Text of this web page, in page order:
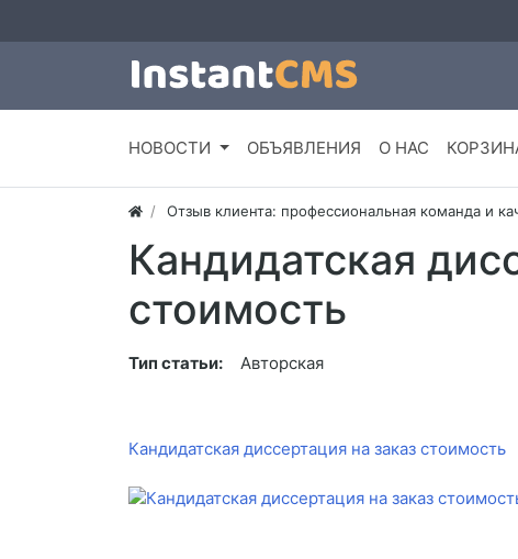
НОВОСТИ ОБЪЯВЛЕНИЯ О НАС
Отзыв клиента: профессиональная команда и
Кандидатская
стоимость
Тип статьи: Авторская
Кандидатская диссертация на заказ стоимость